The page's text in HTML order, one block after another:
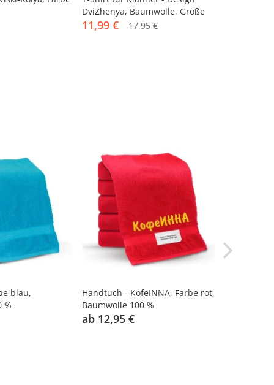
DviZhenya, Baumwolle, Größe
3XL
11,99 € 17,95 €
blau,
%
Handtuch - KofeINNA, Farbe rot,
Baumwolle 100 %
ab 12,95 €